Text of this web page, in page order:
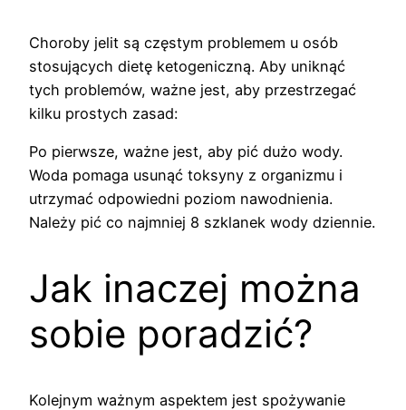
Choroby jelit są częstym problemem u osób
stosujących dietę ketogeniczną. Aby uniknąć
tych problemów, ważne jest, aby przestrzegać
kilku prostych zasad:
Po pierwsze, ważne jest, aby pić dużo wody.
Woda pomaga usunąć toksyny z organizmu i
utrzymać odpowiedni poziom nawodnienia.
Należy pić co najmniej 8 szklanek wody dziennie.
Jak inaczej można
sobie poradzić?
Kolejnym ważnym aspektem jest spożywanie